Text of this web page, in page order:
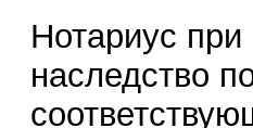
Нотариус
наследство